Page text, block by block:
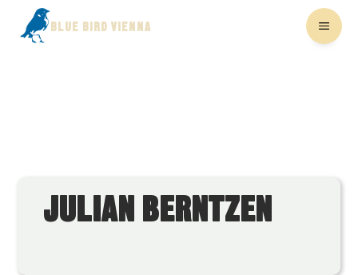
BLUE BIRD VIENNA
JULIAN BERNTZEN